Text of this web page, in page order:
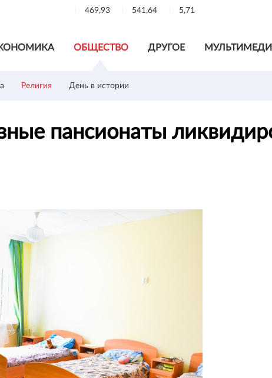
469,93 541,64 5,71
ОБЩЕСТВО ДРУГОЕ
Религия День в истории
пансионаты